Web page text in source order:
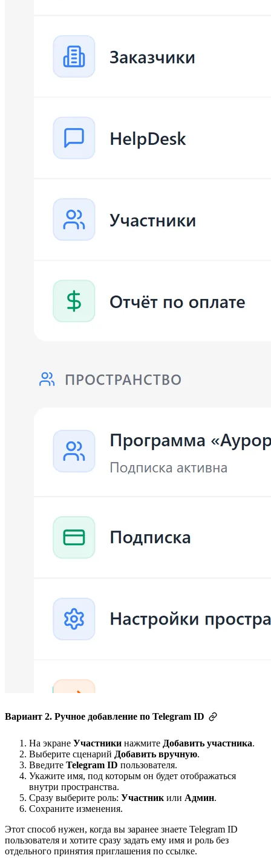
Вариант 2. Ручное добавление по Telegram ID
На экране Участники нажмите Добавить участника.
Выберите сценарий Добавить вручную.
Введите Telegram ID пользователя.
Укажите имя, под которым он будет отображаться
внутри пространства.
Сразу выберите роль: Участник или Админ.
Сохраните изменения.
Этот способ нужен, когда вы заранее знаете Telegram ID
пользователя и хотите сразу задать ему имя и роль без
отдельного принятия приглашения по ссылке.